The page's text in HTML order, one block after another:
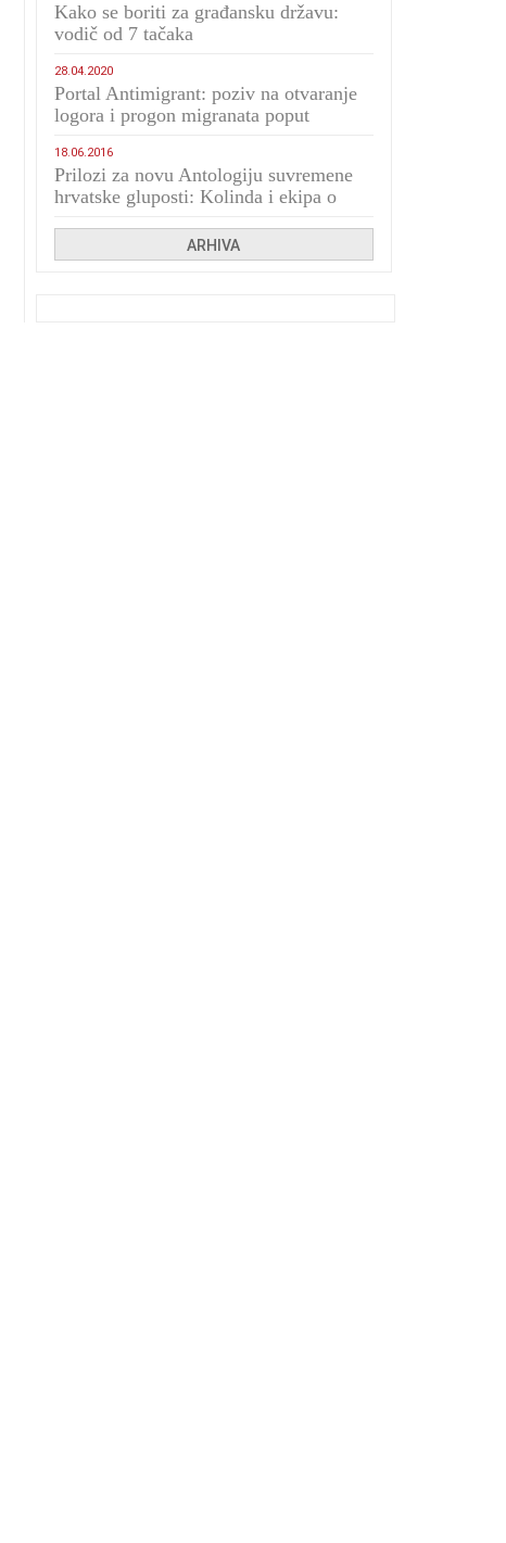
Kako se boriti za građansku državu:
vodič od 7 tačaka
28.04.2020
Portal Antimigrant: poziv na otvaranje
logora i progon migranata poput
18.06.2016
Prilozi za novu Antologiju suvremene
hrvatske gluposti: Kolinda i ekipa o
ARHIVA